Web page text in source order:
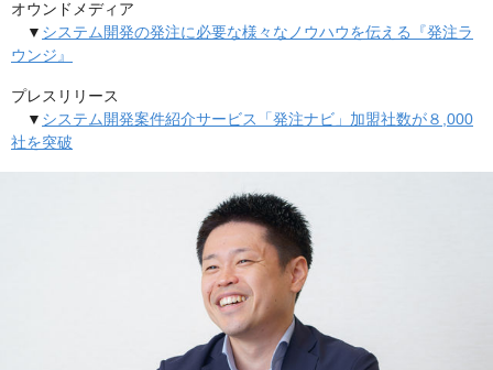
オウンドメディア
▼ システム開発の発注に必要な様々なノウハウを伝える『発注ラ
ウンジ』
プレスリリース
▼ システム開発案件紹介サービス「発注ナビ」加盟社数が８,000
社を突破